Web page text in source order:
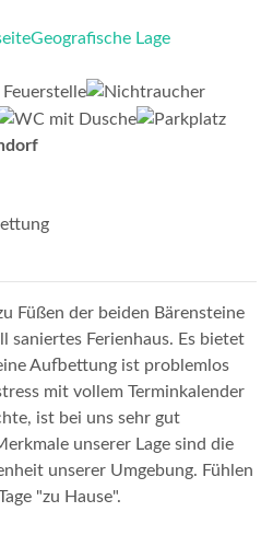
Geografische Lage
Füßen der beiden Bärensteine
saniertes Ferienhaus. Es bietet
Aufbettung ist problemlos
mit vollem Terminkalender
ist bei uns sehr gut
unserer Lage sind die
unserer Umgebung. Fühlen
"zu Hause".